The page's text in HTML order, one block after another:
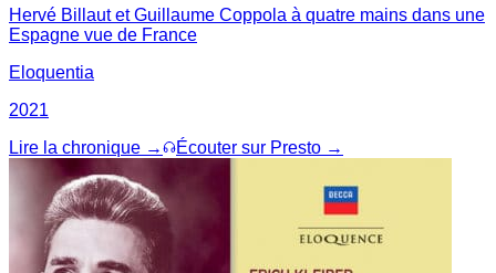
Hervé Billaut et Guillaume Coppola à quatre mains dans une
Espagne vue de France
Eloquentia
2021
Lire la chronique →
Écouter sur Presto →